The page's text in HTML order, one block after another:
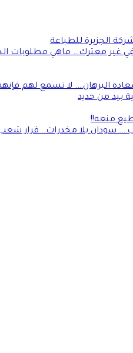
الجزيرة للطباعة
معترك… ماهي مطلوبات
البرهان…. لا تسمع لهم
بيد من حديد
منعه!!
سودان بلا مخدرات.. قرار شعب